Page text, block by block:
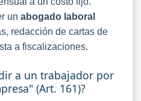
unabogado laboral
redacción de cartas de
a fiscalizaciones.
a un trabajador por
(Art. 161)?